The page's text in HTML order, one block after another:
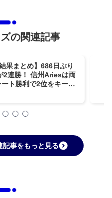
の関連記事
果まとめ】686日ぶり
2連勝！ 信州Ariesは両
ト勝利で2位をキープ
記事をもっと見る